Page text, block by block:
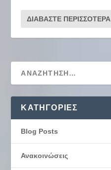
ΔΙΑΒΆΣΤΕ ΠΕΡΙΣΣΌΤΕΡΑ
KΑΤΗΓΟΡΊΕΣ
Blog Posts
Ανακοινώσεις